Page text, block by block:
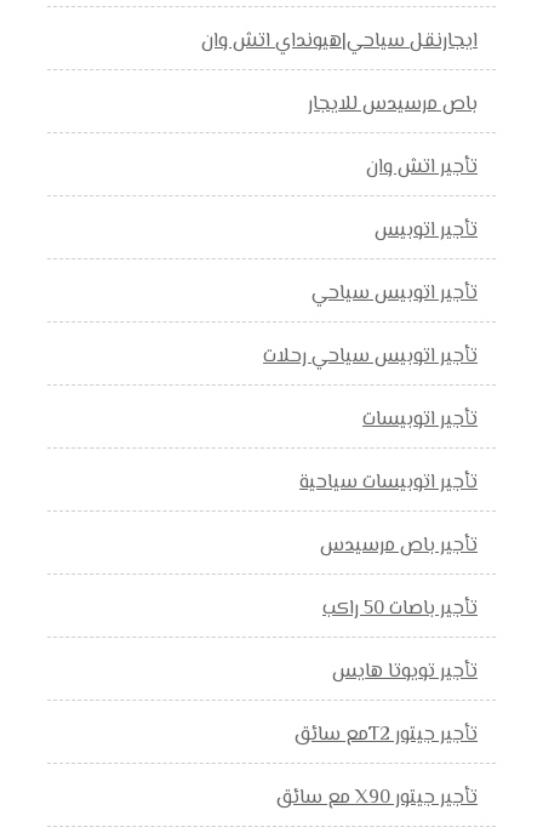
ايجارنقل سياحي|هيونداي اتش وان
باص مرسيدس للايجار
تأجير اتش وان
تأجير اتوبيس
تأجير اتوبيس سياحي
تأجير اتوبيس سياحي رحلات
تأجير اتوبيسات
تأجير اتوبيسات سياحية
تأجير باص مرسيدس
تأجير باصات 50 راكب
تأجير تويوتا هايس
تأجير جيتور T2مع سائق
تأجير جيتور X90 مع سائق